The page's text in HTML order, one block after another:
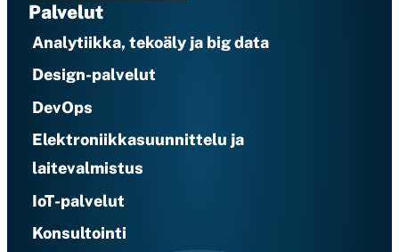
Palvelut
Analytiikka, tekoäly ja big data
Design-palvelut
DevOps
Elektroniikkasuunnittelu ja
laitevalmistus
IoT-palvelut
Konsultointi